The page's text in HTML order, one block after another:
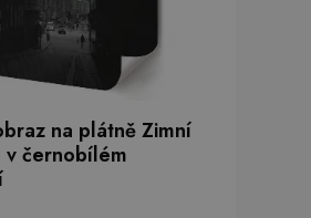
na plátně Zimní
v černobílém